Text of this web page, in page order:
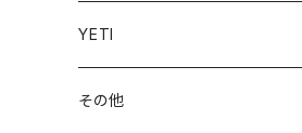
YETI
その他